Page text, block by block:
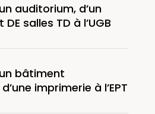
auditorium, d’un
salles TD à l’UGB
bâtiment
imprimerie à l’EPT